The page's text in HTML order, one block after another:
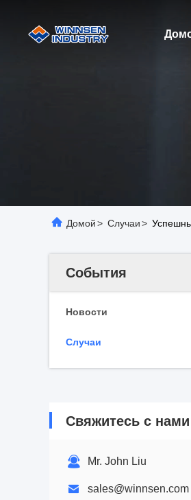
Домой> Случаи>
События
Новости
Случаи
Свяжитесь с нами
Mr. John Liu
sales@winnsen.com